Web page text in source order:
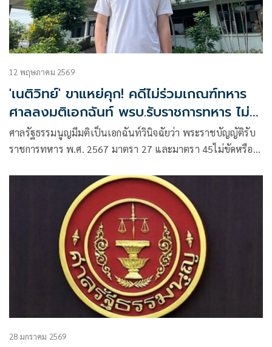
12 พฤษภาคม 2569
'เนติวิทย์' ขาแหย่คุก! คดีไม่ร่วมเกณฑ์ทหาร
ศาลลงมติเอกฉันท์ พรบ.รับราชการทหาร ไม่
ขัดรัฐธรรมนูญ
ศาลรัฐธรรมนูญมีมติเป็นเอกฉันท์วินิจฉัยว่า พระราชบัญญัติรับ
ราชการทหาร พ.ศ. 2567 มาตรา 27 และมาตรา 45ไม่ขัดหรือ
28 มกราคม 2569